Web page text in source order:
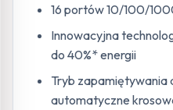
16 portów 10/100/
Innowacyjna
do 40%* energii
Tryb zapamiętywania
automatyczne